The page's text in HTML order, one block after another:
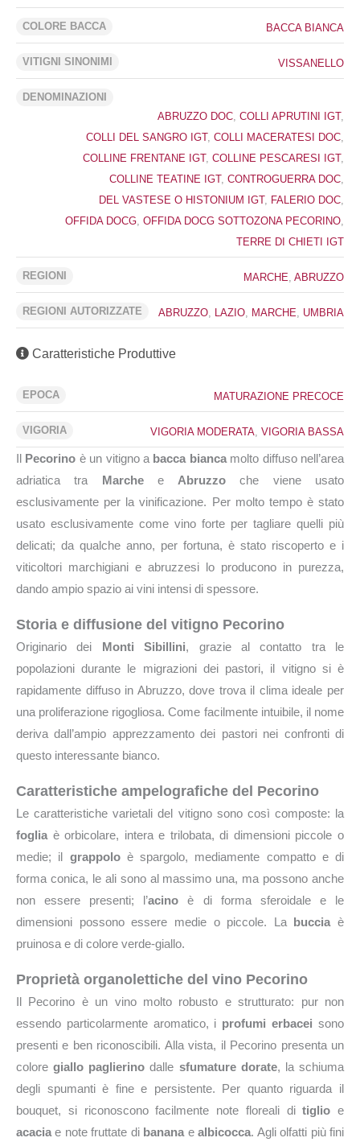
COLORE BACCA BACCA BIANCA
VITIGNI SINONIMI VISSANELLO
DENOMINAZIONI
ABRUZZO DOC, COLLI APRUTINI IGT,
COLLI DEL SANGRO IGT, COLLI MACERATESI DOC,
COLLINE FRENTANE IGT, COLLINE PESCARESI IGT,
COLLINE TEATINE IGT, CONTROGUERRA DOC,
DEL VASTESE O HISTONIUM IGT, FALERIO DOC,
OFFIDA DOCG, OFFIDA DOCG SOTTOZONA PECORINO,
TERRE DI CHIETI IGT
REGIONI MARCHE, ABRUZZO
REGIONI AUTORIZZATE ABRUZZO, LAZIO, MARCHE, UMBRIA
Caratteristiche Produttive
EPOCA MATURAZIONE PRECOCE
VIGORIA VIGORIA MODERATA, VIGORIA BASSA
Il Pecorino è un vitigno a bacca biancamolto diffuso nell’area
adriatica tra MarcheeAbruzzo che viene usato
esclusivamente per la vinificazione. Per molto tempo è stato
usato esclusivamente come vino forte per tagliare quelli più
delicati; da qualche anno, per fortuna, è stato riscoperto e i
viticoltori marchigiani e abruzzesi lo producono in purezza,
dando ampio spazio ai vini intensi di spessore.
Storia e diffusione del vitigno Pecorino
Originario dei Monti Sibillini, grazie al contatto tra le
popolazioni durante le migrazioni dei pastori, il vitigno si è
rapidamente diffuso in Abruzzo, dove trova il clima ideale per
una proliferazione rigogliosa. Come facilmente intuibile, il nome
deriva dall’ampio apprezzamento dei pastori nei confronti di
questo interessante bianco.
Caratteristiche ampelografiche del Pecorino
Le caratteristiche varietali del vitigno sono così composte: la
fogliaè orbicolare, intera e trilobata, di dimensioni piccole o
medie; il grappoloè spargolo, mediamente compatto e di
forma conica, le ali sono al massimo una, ma possono anche
non essere presenti; l’acino è di forma sferoidale e le
dimensioni possono essere medie o piccole. La bucciaè
pruinosa e di colore verde-giallo.
Proprietà organolettiche del vino Pecorino
Il Pecorino è un vino molto robusto e strutturato: pur non
essendo particolarmente aromatico, i profumi erbacei sono
presenti e ben riconoscibili. Alla vista, il Pecorino presenta un
coloregiallo paglierino dalle sfumature dorate, la schiuma
degli spumanti è fine e persistente. Per quanto riguarda il
bouquet, si riconoscono facilmente note floreali ditiglio e
acaciae note fruttate di bananaealbicocca. Agli olfatti più fini